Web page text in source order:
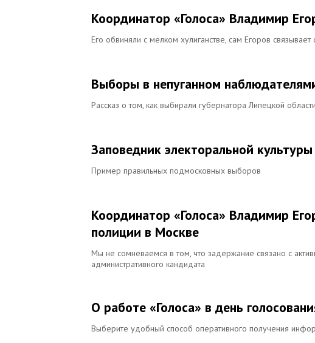
Координатор «Голоса» Владимир
Его обвиняли с мелком хулиганстве, сам Егоров
Выборы в непуганном
Рассказ о том, как выбирали губернатора Липецкой
Заповедник электоральной
Пример правильных подмосковных выборов
Координатор «Голоса» Владимир
полиции в Москве
Мы не сомневаемся в том, что задержание связано с
административного кандидата
О работе «Голоса» в день
Выберите удобный способ оперативного получения